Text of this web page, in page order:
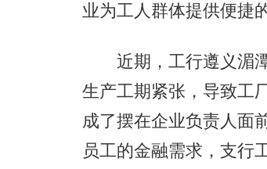
业为工人群体提供便捷
近期，工行遵义湄潭
生产工期紧张，导致工
成了摆在企业负责人面
员工的金融需求，支行